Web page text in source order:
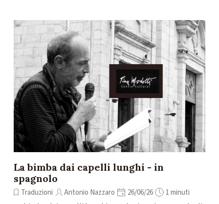
La bimba dai capelli lunghi - in
spagnolo
Traduzioni Antonio Nazzaro 26/06/26 1 minuti